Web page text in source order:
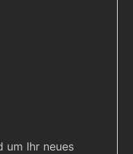
um Ihr neues